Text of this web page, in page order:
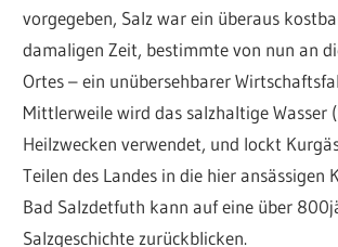
vorgegeben, Salz war ein überaus
damaligen Zeit, bestimmte von nun an
Ortes – ein unübersehbarer
Mittlerweile wird das salzhaltige Wasser
Heilzwecken verwendet, und lockt
Teilen des Landes in die hier ansässigen
Bad Salzdetfuth kann auf eine über
Salzgeschichte zurückblicken.